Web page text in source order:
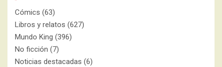
Cómics (63)
Libros y relatos (627)
Mundo King (396)
No ficción (7)
Noticias destacadas (6)